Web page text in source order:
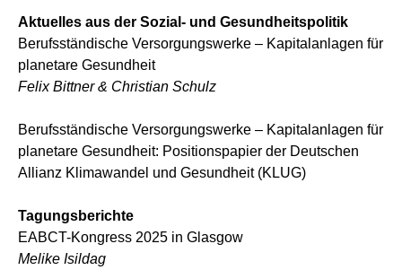
Aktuelles aus der Sozial- und Gesundheitspolitik
Berufsständische Versorgungswerke – Kapitalanlagen für
planetare Gesundheit
Felix Bittner & Christian Schulz
Berufsständische Versorgungswerke – Kapitalanlagen für
planetare Gesundheit: Positionspapier der Deutschen
Allianz Klimawandel und Gesundheit (KLUG)
Tagungsberichte
EABCT-Kongress 2025 in Glasgow
Melike Isildag